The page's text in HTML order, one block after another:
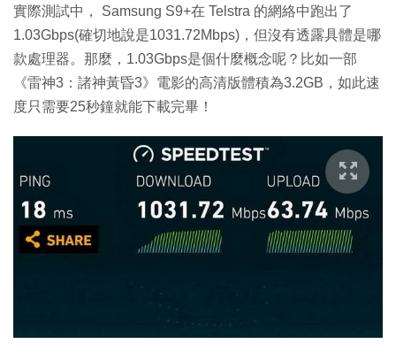
實際測試中， Samsung S9+在 Telstra 的網絡中跑出了
1.03Gbps(確切地說是1031.72Mbps)，但沒有透露具體是哪
款處理器。那麼，1.03Gbps是個什麼概念呢？比如一部
《雷神3：諸神黃昏3》電影的高清版體積為3.2GB，如此速
度只需要25秒鐘就能下載完畢！